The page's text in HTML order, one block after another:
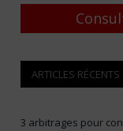
ARTICLES RÉCENTS
3 arbitrages pour